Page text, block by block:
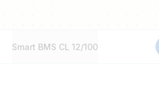
Smart BMS CL 12/100